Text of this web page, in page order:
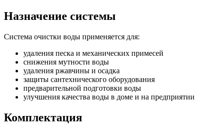
Назначение системы
Система очистки воды применяется для:
удаления песка и механических примесей
снижения мутности воды
удаления ржавчины и осадка
защиты сантехнического оборудования
предварительной подготовки воды
улучшения качества воды в доме и на предприятии
Комплектация